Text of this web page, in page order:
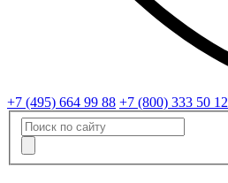
+7 (495) 664 99 88 +7 (800) 333 50 12